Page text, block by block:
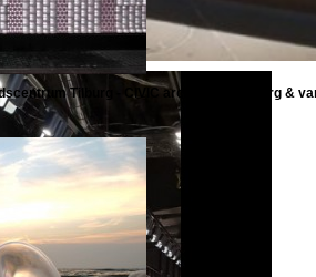
Tilburg - CIVIC architecten Tilburg &